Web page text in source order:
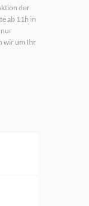
der
ab 11h in
nur
wir um Ihr